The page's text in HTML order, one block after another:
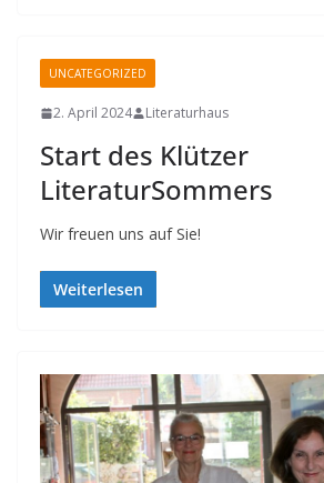
UNCATEGORIZED
2. April 2024 Literaturhaus
Start des Klützer
LiteraturSommers
Wir freuen uns auf Sie!
Weiterlesen